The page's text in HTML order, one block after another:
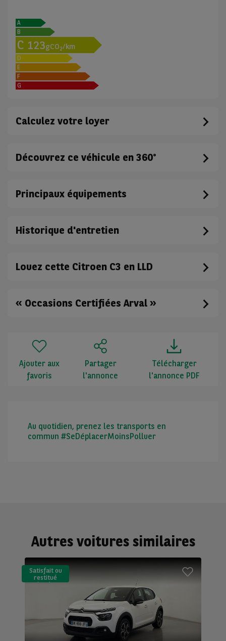
A
B
C 123gCO2/km
D
E
F
G
Calculez votre loyer
Découvrez ce véhicule en 360°
Principaux équipements
Historique d'entretien
Louez cette Citroen C3 en LLD
« Occasions Certifiées Arval »
Ajouter aux
favoris
Partager
l'annonce
Télécharger
l'annonce PDF
Au quotidien, prenez les transports en
commun #SeDéplacerMoinsPolluer
Autres voitures similaires
Satisfait ou
restitué
(LLD)*